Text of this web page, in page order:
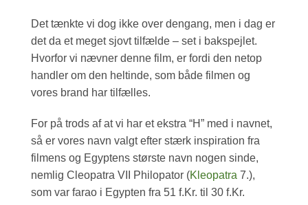
Det tænkte vi dog ikke over dengang, men i dag er
det da et meget sjovt tilfælde – set i bakspejlet.
Hvorfor vi nævner denne film, er fordi den netop
handler om den heltinde, som både filmen og
vores brand har tilfælles.
For på trods af at vi har et ekstra “H” med i navnet,
så er vores navn valgt efter stærk inspiration fra
filmens og Egyptens største navn nogen sinde,
nemlig Cleopatra VII Philopator (Kleopatra 7.),
som var farao i Egypten fra 51 f.Kr. til 30 f.Kr.